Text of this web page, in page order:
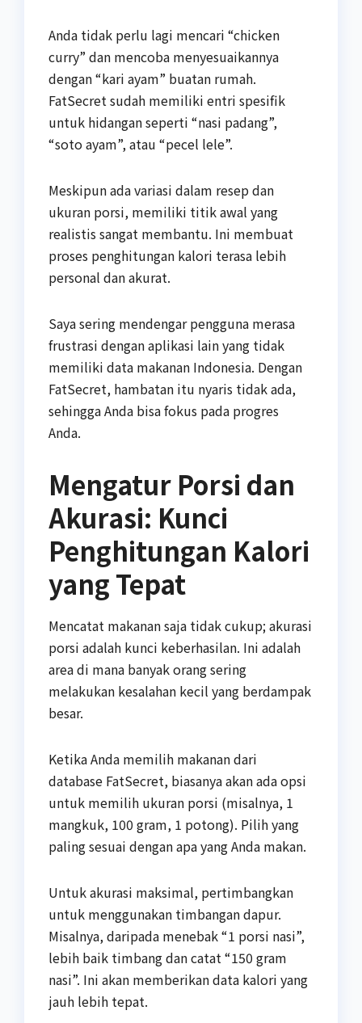
Anda tidak perlu lagi mencari “chicken
curry” dan mencoba menyesuaikannya
dengan “kari ayam” buatan rumah.
FatSecret sudah memiliki entri spesifik
untuk hidangan seperti “nasi padang”,
“soto ayam”, atau “pecel lele”.
Meskipun ada variasi dalam resep dan
ukuran porsi, memiliki titik awal yang
realistis sangat membantu. Ini membuat
proses penghitungan kalori terasa lebih
personal dan akurat.
Saya sering mendengar pengguna merasa
frustrasi dengan aplikasi lain yang tidak
memiliki data makanan Indonesia. Dengan
FatSecret, hambatan itu nyaris tidak ada,
sehingga Anda bisa fokus pada progres
Anda.
Mengatur Porsi dan
Akurasi: Kunci
Penghitungan Kalori
yang Tepat
Mencatat makanan saja tidak cukup; akurasi
porsi adalah kunci keberhasilan. Ini adalah
area di mana banyak orang sering
melakukan kesalahan kecil yang berdampak
besar.
Ketika Anda memilih makanan dari
database FatSecret, biasanya akan ada opsi
untuk memilih ukuran porsi (misalnya, 1
mangkuk, 100 gram, 1 potong). Pilih yang
paling sesuai dengan apa yang Anda makan.
Untuk akurasi maksimal, pertimbangkan
untuk menggunakan timbangan dapur.
Misalnya, daripada menebak “1 porsi nasi”,
lebih baik timbang dan catat “150 gram
nasi”. Ini akan memberikan data kalori yang
jauh lebih tepat.